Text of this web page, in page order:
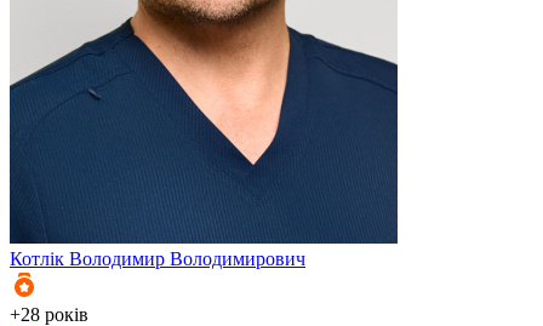
Котлік Володимир Володимирович
+28 років